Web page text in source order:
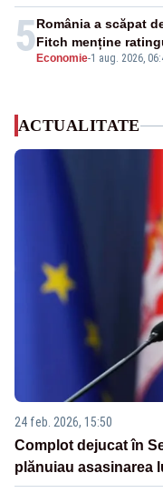
5 Economie-1 aug. 2026,
România a scăpat
Fitch menține
ACTUALITATE
24 feb. 2026, 15:50
Complot dejucat în
plănuiau asasinarea